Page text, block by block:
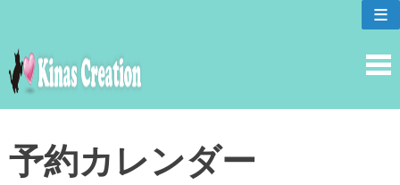
content
≡
予約カレンダー